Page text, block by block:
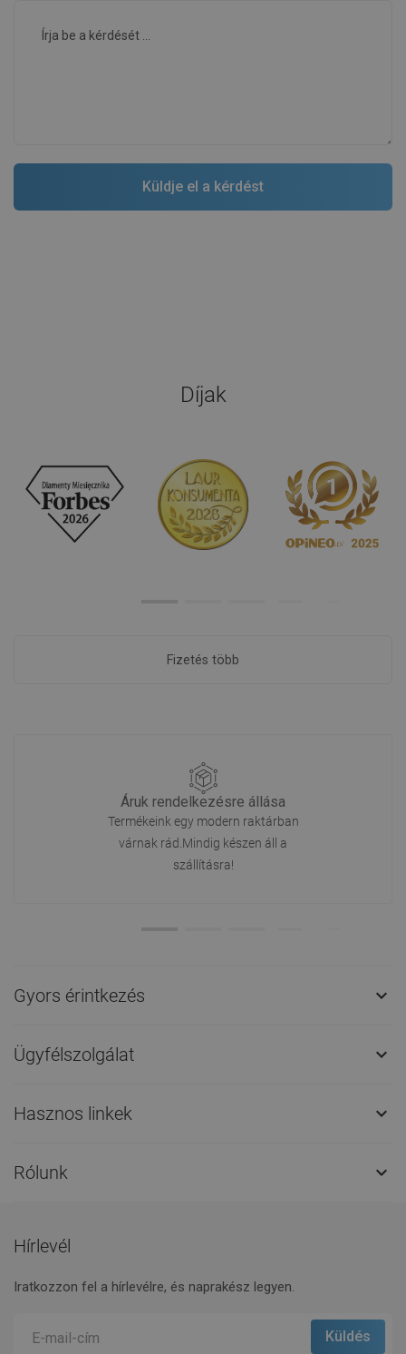
Díjak
Fizetés több
Áruk rendelkezésre állása
Termékeink egy modern raktárban
várnak rád.Mindig készen áll a
szállításra!
Gyors érintkezés 
Ügyfélszolgálat 
Hasznos linkek 
Rólunk 
Hírlevél
Iratkozzon fel a hírlevélre, és naprakész legyen.